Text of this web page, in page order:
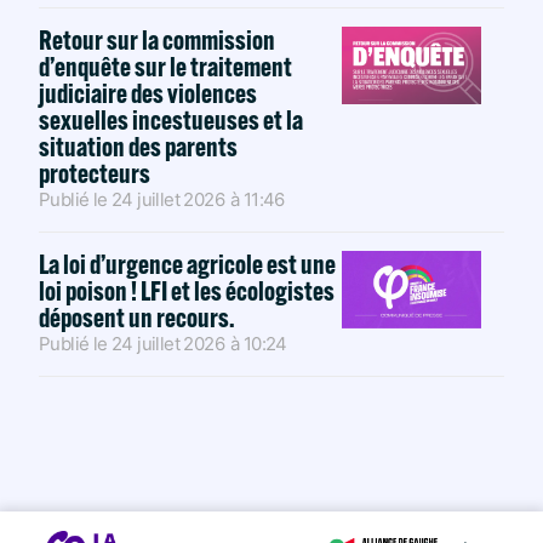
Retour sur la commission
d’enquête sur le traitement
judiciaire des violences
sexuelles incestueuses et la
situation des parents
protecteurs
Publié le 24 juillet 2026 à 11:46
La loi d’urgence agricole est une
loi poison ! LFI et les écologistes
déposent un recours.
Publié le 24 juillet 2026 à 10:24